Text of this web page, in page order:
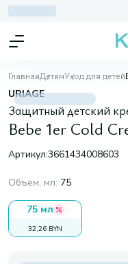
ГлавнаяДетямУход для детей
URIAGE
Защитный детский
Bebe 1er Cold
Артикул:3661434008603
Объем, мл: 75
75 мл
32,26 BYN